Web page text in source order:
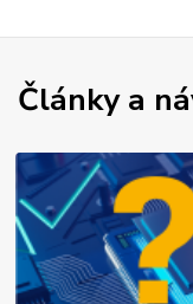
Články a